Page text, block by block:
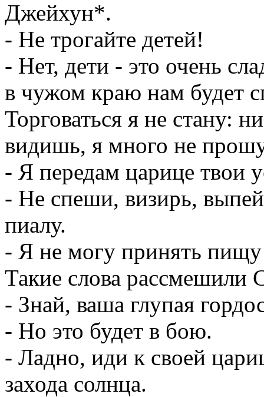
Джейхун*.
- Не трогайте детей!
- Нет, дети - это очень
в чужом краю нам будет
Торговаться я не стану:
видишь, я много не
- Я передам царице твои
- Не спеши, визирь,
пиалу.
- Я не могу принять пищу
Такие слова рассмешили
- Знай, ваша глупая
- Но это будет в бою.
- Ладно, иди к своей
захода солнца.